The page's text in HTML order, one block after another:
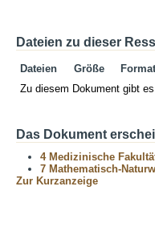
Dateien zu dieser
Dateien Größe
Format
Zu diesem Dokument gibt
Das Dokument
4 Medizinische
7 Mathematisch-
Zur Kurzanzeige